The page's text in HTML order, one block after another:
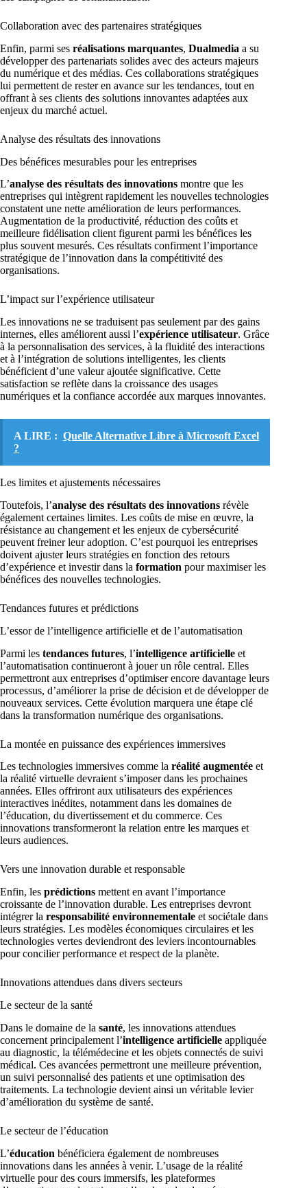
Collaboration avec des partenaires stratégiques
Enfin, parmi ses réalisations marquantes, Dualmedia a su
développer des partenariats solides avec des acteurs majeurs
du numérique et des médias. Ces collaborations stratégiques
lui permettent de rester en avance sur les tendances, tout en
offrant à ses clients des solutions innovantes adaptées aux
enjeux du marché actuel.
Analyse des résultats des innovations
Des bénéfices mesurables pour les entreprises
L’analyse des résultats des innovations montre que les
entreprises qui intègrent rapidement les nouvelles technologies
constatent une nette amélioration de leurs performances.
Augmentation de la productivité, réduction des coûts et
meilleure fidélisation client figurent parmi les bénéfices les
plus souvent mesurés. Ces résultats confirment l’importance
stratégique de l’innovation dans la compétitivité des
organisations.
L’impact sur l’expérience utilisateur
Les innovations ne se traduisent pas seulement par des gains
internes, elles améliorent aussi l’expérience utilisateur. Grâce
à la personnalisation des services, à la fluidité des interactions
et à l’intégration de solutions intelligentes, les clients
bénéficient d’une valeur ajoutée significative. Cette
satisfaction se reflète dans la croissance des usages
numériques et la confiance accordée aux marques innovantes.
A LIRE : Quelle Alternative Libre à Microsoft Excel
?
Les limites et ajustements nécessaires
Toutefois, l’analyse des résultats des innovations révèle
également certaines limites. Les coûts de mise en œuvre, la
résistance au changement et les enjeux de cybersécurité
peuvent freiner leur adoption. C’est pourquoi les entreprises
doivent ajuster leurs stratégies en fonction des retours
d’expérience et investir dans la formation pour maximiser les
bénéfices des nouvelles technologies.
Tendances futures et prédictions
L’essor de l’intelligence artificielle et de l’automatisation
Parmi les tendances futures, l’intelligence artificielle et
l’automatisation continueront à jouer un rôle central. Elles
permettront aux entreprises d’optimiser encore davantage leurs
processus, d’améliorer la prise de décision et de développer de
nouveaux services. Cette évolution marquera une étape clé
dans la transformation numérique des organisations.
La montée en puissance des expériences immersives
Les technologies immersives comme la réalité augmentée et
la réalité virtuelle devraient s’imposer dans les prochaines
années. Elles offriront aux utilisateurs des expériences
interactives inédites, notamment dans les domaines de
l’éducation, du divertissement et du commerce. Ces
innovations transformeront la relation entre les marques et
leurs audiences.
Vers une innovation durable et responsable
Enfin, les prédictions mettent en avant l’importance
croissante de l’innovation durable. Les entreprises devront
intégrer la responsabilité environnementale et sociétale dans
leurs stratégies. Les modèles économiques circulaires et les
technologies vertes deviendront des leviers incontournables
pour concilier performance et respect de la planète.
Innovations attendues dans divers secteurs
Le secteur de la santé
Dans le domaine de la santé, les innovations attendues
concernent principalement l’intelligence artificielle appliquée
au diagnostic, la télémédecine et les objets connectés de suivi
médical. Ces avancées permettront une meilleure prévention,
un suivi personnalisé des patients et une optimisation des
traitements. La technologie devient ainsi un véritable levier
d’amélioration du système de santé.
Le secteur de l’éducation
L’éducation bénéficiera également de nombreuses
innovations dans les années à venir. L’usage de la réalité
virtuelle pour des cours immersifs, les plateformes